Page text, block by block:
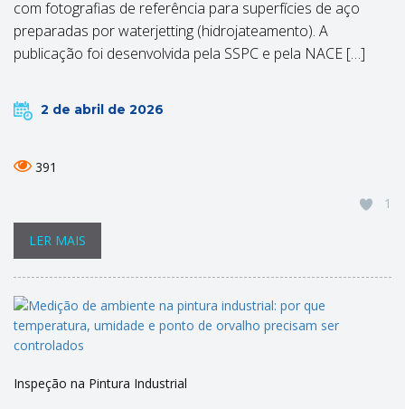
com fotografias de referência para superfícies de aço
preparadas por waterjetting (hidrojateamento). A
publicação foi desenvolvida pela SSPC e pela NACE […]
2 de abril de 2026
391
1
LER MAIS
Inspeção na Pintura Industrial